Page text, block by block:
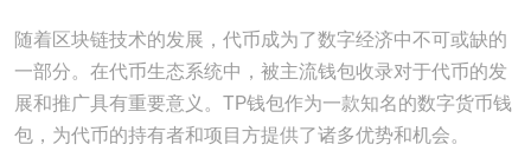
随着区块链技术的发展，代币成为了数字经济中不可或缺的
一部分。在代币生态系统中，被主流钱包收录对于代币的发
展和推广具有重要意义。TP钱包作为一款知名的数字货币钱
包，为代币的持有者和项目方提供了诸多优势和机会。